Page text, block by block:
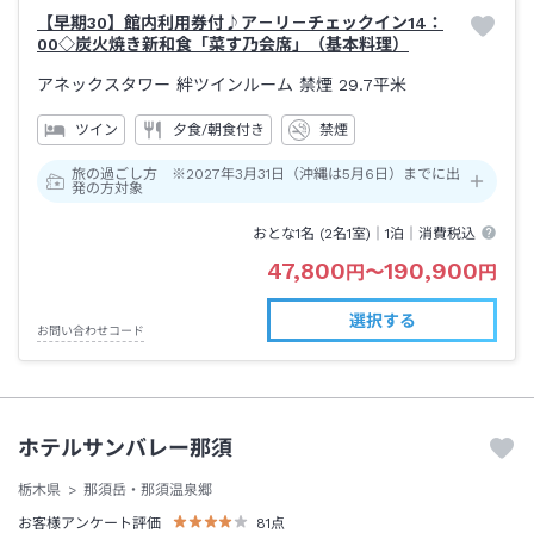
【早期30】館内利用券付♪ア－リ－チェックイン14：
00◇炭火焼き新和食「菜す乃会席」（基本料理）
アネックスタワー 絆ツインルーム 禁煙 29.7平米
ツイン 夕食/朝食付き 禁煙
旅の過ごし方 ※2027年3月31日（沖縄は5月6日）までに出
発の方対象
おとな1名 (2名1室)｜1泊 ｜消費税込
47,800 円 〜190,900 円
お問い合わせコード
選択する
ホテルサンバレー那須
栃木県
那須岳・那須温泉郷
お客様アンケート評価
81点